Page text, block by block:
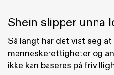
Shein slipper unna
Så langt har det vist seg
menneskerettigheter og
ikke kan baseres på